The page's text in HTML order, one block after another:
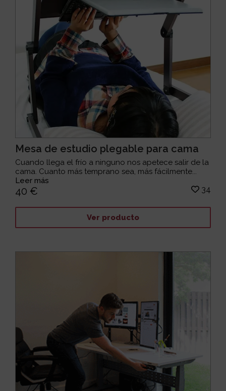
Mesa de estudio plegable para cama
Cuando llega el frío a ninguno nos apetece salir de la
cama. Cuanto más temprano sea, más fácilmente...
Leer más
40 € 34
Ver producto